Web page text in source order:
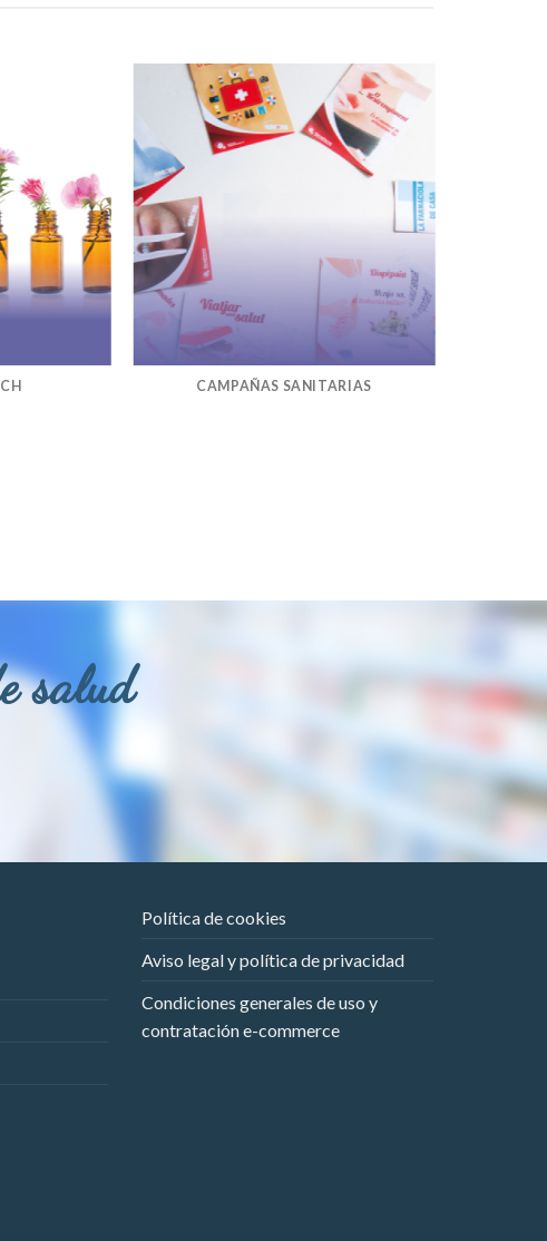
CAMPAÑAS SANITARIAS
salud
Política de cookies
Aviso legal y política de privacidad
Condiciones generales de uso y
contratación e-commerce